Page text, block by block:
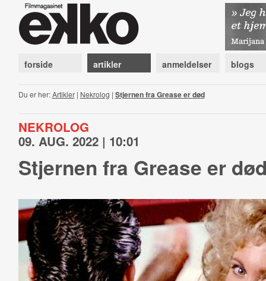
forside artikler anmeldelser blogs
Du er her:Artikler| Nekrolog | Stjernen fra Grease er død
NEKROLOG
09. AUG. 2022 | 10:01
Stjernen fra Grease er